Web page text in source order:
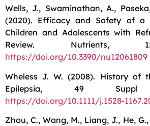
Wells, J., Swaminathan, A.,
(2020). Efficacy and Safety of a
Children and Adolescents with
Review. Nutrients,
https://doi.org/10.3390/nu12061809
Wheless J. W. (2008). History of
Epilepsia, 49
https://doi.org/10.1111/j.1528-
Zhou, C., Wang, M., Liang, J., He,